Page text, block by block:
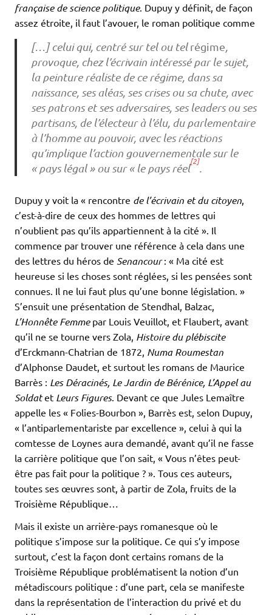
française de science politique. Dupuy y définit, de façon
assez étroite, il faut l’avouer, le roman politique comme
[…] celui qui, centré sur tel ou telrégime,
provoque, chez l’écrivain intéressé par le sujet,
la peinture réaliste de ce régime, dans sa
naissance, ses aléas, ses crises ou sa chute, avec
ses patrons et ses adversaires, ses leaders ou ses
partisans, de l’électeur à l’élu, du parlementaire
à l’homme au pouvoir, avec les réactions
qu’implique l’action gouvernementale sur le
« pays légal » ou sur « le pays réel
[2]
.
Dupuy y voit la « rencontre de l’écrivain et du citoyen
c’est-à-dire de ceux des hommes de lettres qui
n’oublient pas qu’ils appartiennent à la cité ». Il
commence par trouver une référence à cela dans une
des lettres du héros de Senancour: « Ma cité est
heureuse si les choses sont réglées, si les pensées sont
connues. Il ne lui faut plus qu’une bonne législation. »
S’ensuit une présentation de Stendhal, Balzac,
L’Honnête Femmepar Louis Veuillot, et Flaubert, avant
qu’il ne se tourne vers Zola, Histoire du plébiscite
d’Erckmann-Chatrian de 1872, Numa Roumestan
d’Alphonse Daudet, et surtout les romans de Maurice
Barrès : Les Déracinés, Le Jardin de Bérénice, L’Appel au
Soldatet Leurs Figures. Devant ce que Jules Lemaître
appelle les « Folies-Bourbon », Barrès est, selon Dupuy,
« l’antiparlementariste par excellence », celui à qui la
comtesse de Loynes aura demandé, avant qu’il ne fasse
la carrière politique que l’on sait, « Vous n’êtes peut-
être pas fait pour la politique ? ». Tous ces auteurs,
toutes ses œuvres sont, à partir de Zola, fruits de la
Troisième République…
Mais il existe un arrière-pays romanesque où le
politique s’impose sur la politique. Ce qui s’y impose
surtout, c’est la façon dont certains romans de la
Troisième République problématisent la notion d’un
métadiscours politique : d’une part, cela se manifeste
dans la représentation de l’interaction du privé et du